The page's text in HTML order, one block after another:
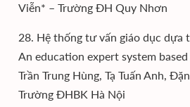
Viễn* – Trường ĐH Quy Nhơn
28. Hệ thống tư vấn giáo dục dựa
An education expert system
Trần Trung Hùng, Tạ Tuấn Anh,
Trường ĐHBK Hà Nội